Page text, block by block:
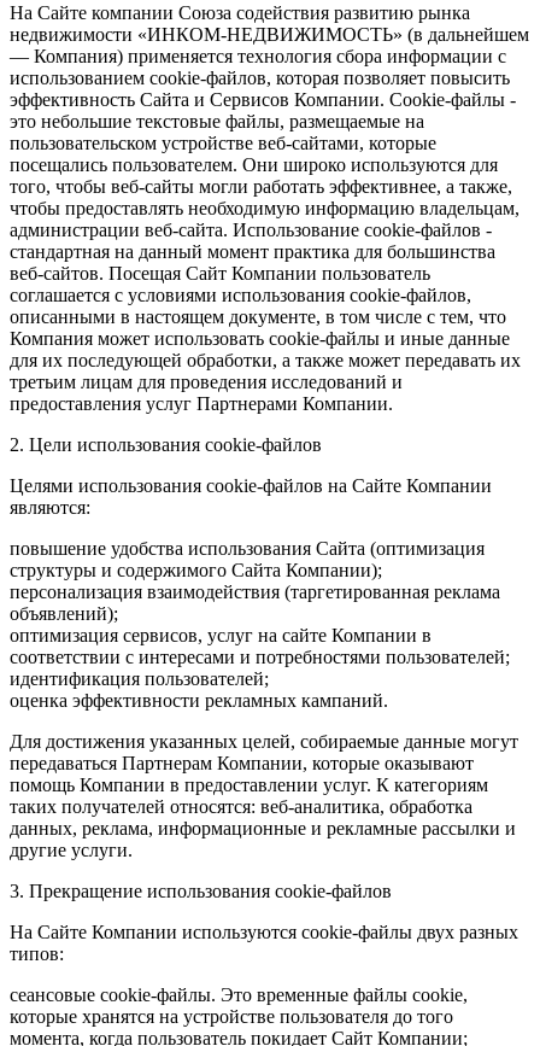
На Сайте компании Союза содействия развитию рынка
недвижимости «ИНКОМ-НЕДВИЖИМОСТЬ» (в дальнейшем
— Компания) применяется технология сбора информации с
использованием cookie-файлов, которая позволяет повысить
эффективность Сайта и Сервисов Компании. Сookie-файлы -
это небольшие текстовые файлы, размещаемые на
пользовательском устройстве веб-сайтами, которые
посещались пользователем. Они широко используются для
того, чтобы веб-сайты могли работать эффективнее, а также,
чтобы предоставлять необходимую информацию владельцам,
администрации веб-сайта. Использование cookie-файлов -
стандартная на данный момент практика для большинства
веб-сайтов. Посещая Сайт Компании пользователь
соглашается с условиями использования cookie-файлов,
описанными в настоящем документе, в том числе с тем, что
Компания может использовать cookie-файлы и иные данные
для их последующей обработки, а также может передавать их
третьим лицам для проведения исследований и
предоставления услуг Партнерами Компании.
2. Цели использования cookie-файлов
Целями использования cookie-файлов на Сайте Компании
являются:
повышение удобства использования Сайта (оптимизация
структуры и содержимого Сайта Компании);
персонализация взаимодействия (таргетированная реклама
объявлений);
оптимизация сервисов, услуг на сайте Компании в
соответствии с интересами и потребностями пользователей;
идентификация пользователей;
оценка эффективности рекламных кампаний.
Для достижения указанных целей, собираемые данные могут
передаваться Партнерам Компании, которые оказывают
помощь Компании в предоставлении услуг. К категориям
таких получателей относятся: веб-аналитика, обработка
данных, реклама, информационные и рекламные рассылки и
другие услуги.
3. Прекращение использования cookie-файлов
На Сайте Компании используются cookie-файлы двух разных
типов:
сеансовые cookie-файлы. Это временные файлы cookie,
которые хранятся на устройстве пользователя до того
момента, когда пользователь покидает Сайт Компании;